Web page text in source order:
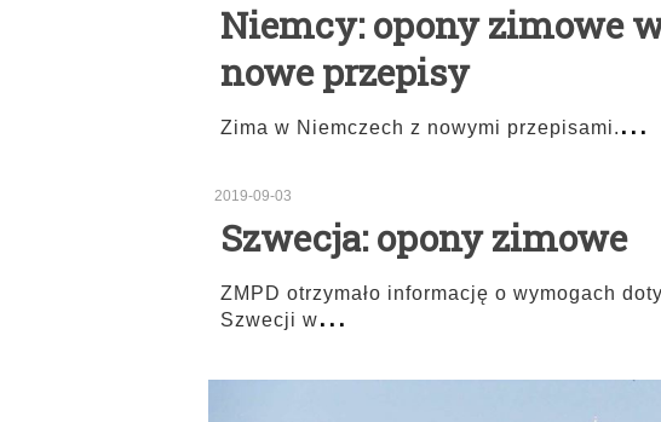
Niemcy: opony zimowe
nowe przepisy
Zima w Niemczech z nowymi przepisami. ...
2019-09-03
Szwecja: opony zimowe
ZMPD otrzymało informację o wymogach
Szwecji w...